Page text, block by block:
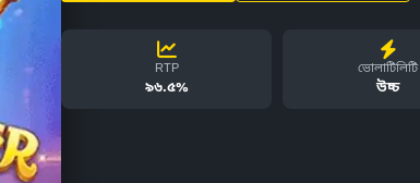
RTP
৯৬.৫%
ভোলাটিলিটি
উচ্চ